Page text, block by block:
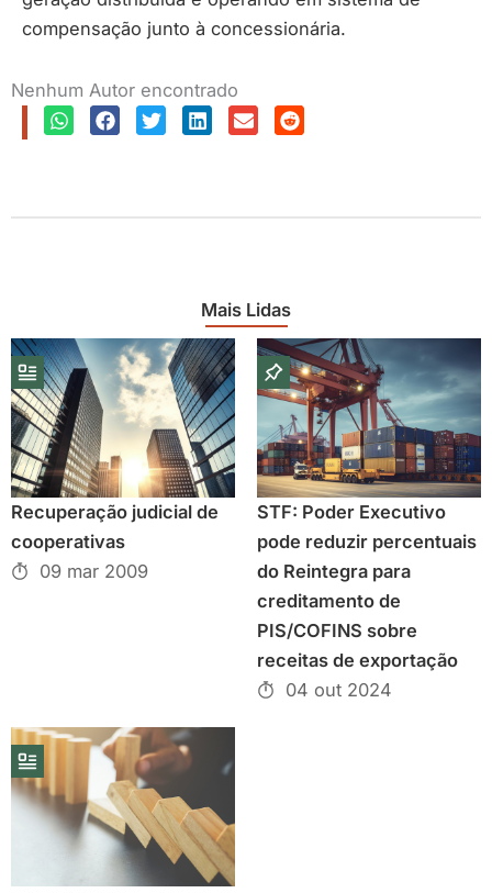
compensação junto à concessionária.
Nenhum Autor encontrado
Mais Lidas
Recuperação judicial de
cooperativas
09 mar 2009
STF: Poder Executivo
pode reduzir percentuais
do Reintegra para
creditamento de
PIS/COFINS sobre
receitas de exportação
04 out 2024